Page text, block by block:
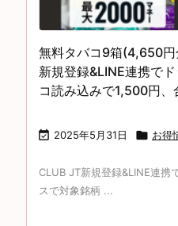
無料タバコ9箱(4,650
新規登録&LINE連携で
コ読み込みで1,500円
 2025年5月31日  お得
CLUB JT新規登録&LINE連携
スで対象銘柄 ...